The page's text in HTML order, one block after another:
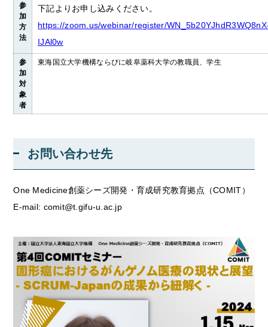
参
加
方
法
下記よりお申し込みください。
https://zoom.us/webinar/register/
IJAl0w
参
加
対
象
者
東海国立大学機構ならびに岐阜薬科大学の教職員、学生
お問い合わせ先
One Medicine創薬シーズ開発・育成研究教育拠点（COMIT）
E-mail: comit@t.gifu-u.ac.jp